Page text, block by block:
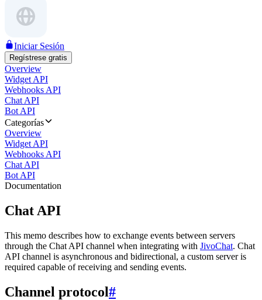
Iniciar Sesión
Regístrese gratis
Overview
Widget API
Webhooks API
Chat API
Bot API
Categorías
Overview
Widget API
Webhooks API
Chat API
Bot API
Documentation
Chat API
This memo describes how to exchange events between servers
through the Chat API channel when integrating with JivoChat. Chat
API channel is asynchronous and bidirectional, a custom server is
required capable of receiving and sending events.
Channel protocol#